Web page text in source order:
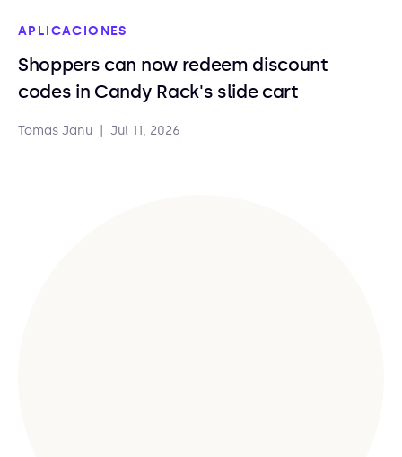
APLICACIONES
Shoppers can now redeem discount
codes in Candy Rack's slide cart
Tomas Janu Jul 11, 2026